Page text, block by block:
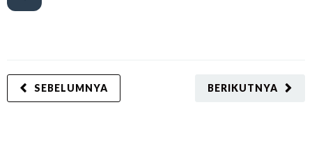
BERIKUTNYA
SEBELUMNYA